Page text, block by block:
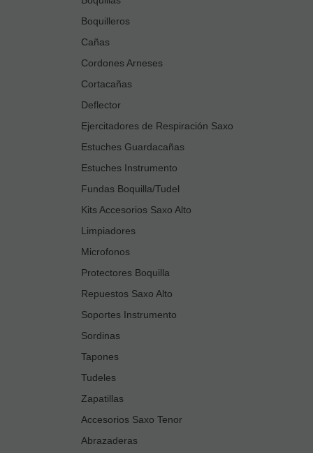
Boquilleros
Cañas
Cordones Arneses
Cortacañas
Deflector
Ejercitadores de Respiración Saxo
Estuches Guardacañas
Estuches Instrumento
Fundas Boquilla/Tudel
Kits Accesorios Saxo Alto
Limpiadores
Microfonos
Protectores Boquilla
Repuestos Saxo Alto
Soportes Instrumento
Sordinas
Tapones
Tudeles
Zapatillas
Accesorios Saxo Tenor
Abrazaderas